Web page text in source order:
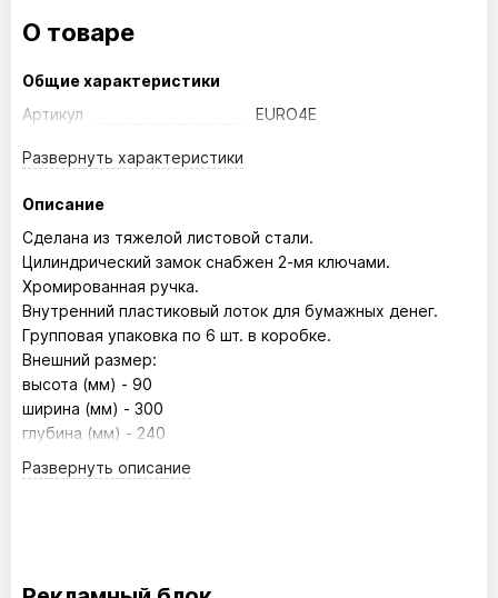
О товаре
Общие характеристики
Артикул
EURO4E
Развернуть характеристики
Описание
Сделана из тяжелой листовой стали.
Цилиндрический замок снабжен 2-мя ключами.
Хромированная ручка.
Внутренний пластиковый лоток для бумажных денег.
Групповая упаковка по 6 шт. в коробке.
Внешний размер:
высота (мм) - 90
ширина (мм) - 300
глубина (мм) - 240
Развернуть описание